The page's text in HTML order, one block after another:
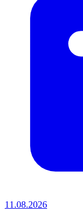
11.08.2026